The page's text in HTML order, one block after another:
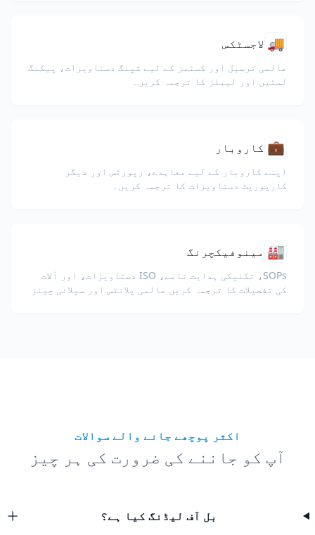
🚚 لاجسٹکس
عالمی ترسیل اور کسٹمز کے لیے شپنگ دستاویزات، پیکنگ
لسٹیں اور لیبلز کا ترجمہ کریں۔
💼 کاروبار
اپنے کاروبار کے لیے معاہدے، رپورٹس اور دیگر
کارپوریٹ دستاویزات کا ترجمہ کریں۔
🏭 مینوفیکچرنگ
SOPs، تکنیکی ہدایت نامے، ISO دستاویزات، اور آلات
کی تفصیلات کا ترجمہ کریں عالمی پلانٹس اور سپلائی چینز
اکثر پوچھے جانے والے سوالات
آپ کو جاننے کی ضرورت کی ہر چیز
بل آف لیڈنگ کیا ہے؟